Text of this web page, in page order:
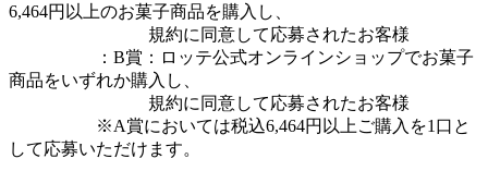
6,464円以上のお菓子商品を購入し、
規約に同意して応募されたお客様
：B賞：ロッテ公式オンラインショップでお菓子
商品をいずれか購入し、
規約に同意して応募されたお客様
※A賞においては税込6,464円以上ご購入を1口と
して応募いただけます。